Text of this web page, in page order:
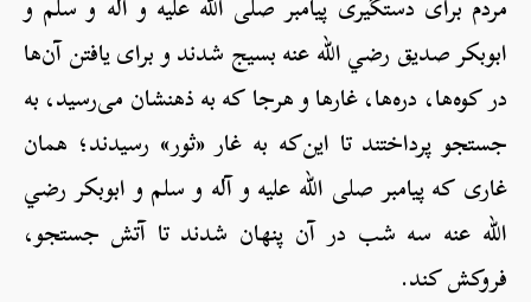
ابوبکر صدیق رضي الله عنه بسیج شدند و برای یافتن آن‌ها
در کوه‌ها، دره‌ها، غارها و هرجا که به ذهنشان می‌رسید، به
جستجو پرداختند تا این‌که به غار «ثور» رسیدند؛ همان
غاری که پیامبر صلی الله علیه و آله و سلم و ابوبکر رضي
الله عنه سه شب در آن پنهان شدند تا آتش جستجو،
فروکش کند.